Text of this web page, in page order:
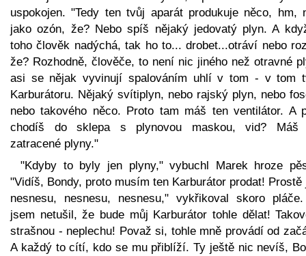
uspokojen. "Tedy ten tvůj aparát produkuje něco, hm,
jako ozón, že? Nebo spíš nějaký jedovatý plyn. A
toho člověk nadýchá, tak ho to... drobet...otráví nebo
že? Rozhodně, člověče, to není nic jiného než otravné
asi se nějak vyvinují spalováním uhlí v tom - v tom
Karburátoru. Nějaký svítiplyn, nebo rajský plyn, nebo
nebo takového něco. Proto tam máš ten ventilátor. A
chodíš do sklepa s plynovou maskou, vid? Máš
zatracené plyny."
"Kdyby to byly jen plyny," vybuchl Marek hroze
"Vidíš, Bondy, proto musím ten Karburátor prodat! Prostě
nesnesu, nesnesu, nesnesu," vykřikoval skoro
jsem netušil, že bude můj Karburátor tohle dělat!
strašnou - neplechu! Považ si, tohle mně provádí od
A každý to cítí, kdo se mu přiblíží. Ty ještě nic nevíš,